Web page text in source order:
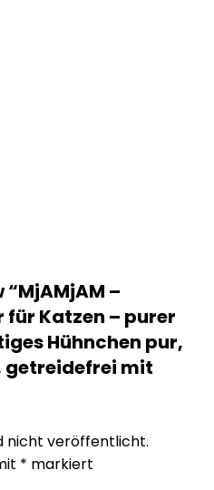
–
Katzen – purer
Hühnchen pur,
getreidefrei mit
nicht veröffentlicht.
* markiert